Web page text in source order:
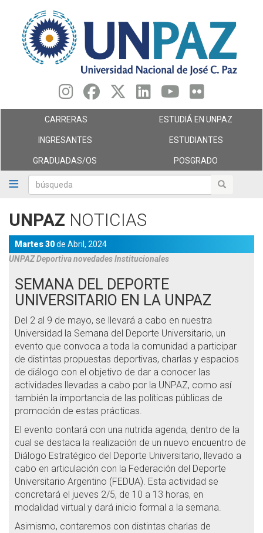
contenido
principal
búsqueda búsqueda
CARRERAS ESTUDIÁ EN UNPAZ
INGRESANTES ESTUDIANTES
GRADUADAS/OS POSGRADO
UNPAZ NOTICIAS
Martes 30de Abril, 2024
UNPAZ Deportiva novedadesInstitucionales
SEMANA DEL DEPORTE
UNIVERSITARIO EN LA UNPAZ
Del 2 al 9 de mayo, se llevará a cabo en nuestra
Universidad la Semana del Deporte Universitario, un
evento que convoca a toda la comunidad a participar
de distintas propuestas deportivas, charlas y espacios
de diálogo con el objetivo de dar a conocer las
actividades llevadas a cabo por la UNPAZ, como así
también la importancia de las políticas públicas de
promoción de estas prácticas.
El evento contará con una nutrida agenda, dentro de la
cual se destaca la realización de un nuevo encuentro de
Diálogo Estratégico del Deporte Universitario, llevado a
cabo en articulación con la Federación del Deporte
Universitario Argentino (FEDUA). Esta actividad se
concretará el jueves 2/5, de 10 a 13 horas, en
modalidad virtual y dará inicio formal a la semana.
Asimismo, contaremos con distintas charlas de